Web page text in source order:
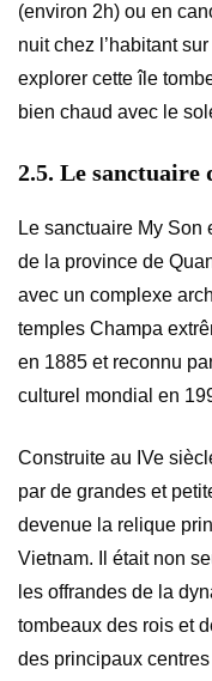
(environ 2h) ou en
nuit chez l’habitant
explorer cette île
bien chaud avec le
2.5. Le sanctuaire
Le sanctuaire My
de la province de
avec un complexe
temples Champa
en 1885 et reconnu
culturel mondial en
Construite au IVe
par de grandes et
devenue la relique
Vietnam. Il était non
les offrandes de la
tombeaux des rois et
des principaux